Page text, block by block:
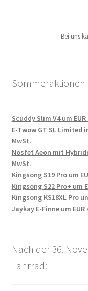
Bei uns
Sommeraktionen
Scuddy Slim V4 um
E-Twow GT SL Limited
MwSt.
Nosfet Aeon mit
MwSt.
Kingsong S19 Pro um
Kingsong S22 Pro+ um
Kingsong KS18XL Pro
Jaykay E-Finne um
Nach der 36.
Fahrrad: